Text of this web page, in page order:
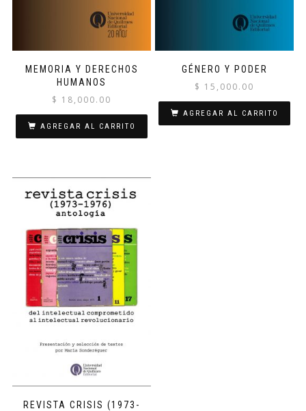
MEMORIA Y DERECHOS
HUMANOS
$ 18,000.00
AGREGAR AL CARRITO
GÉNERO Y PODER
$ 15,000.00
AGREGAR AL CARRITO
REVISTA CRISIS (1973-